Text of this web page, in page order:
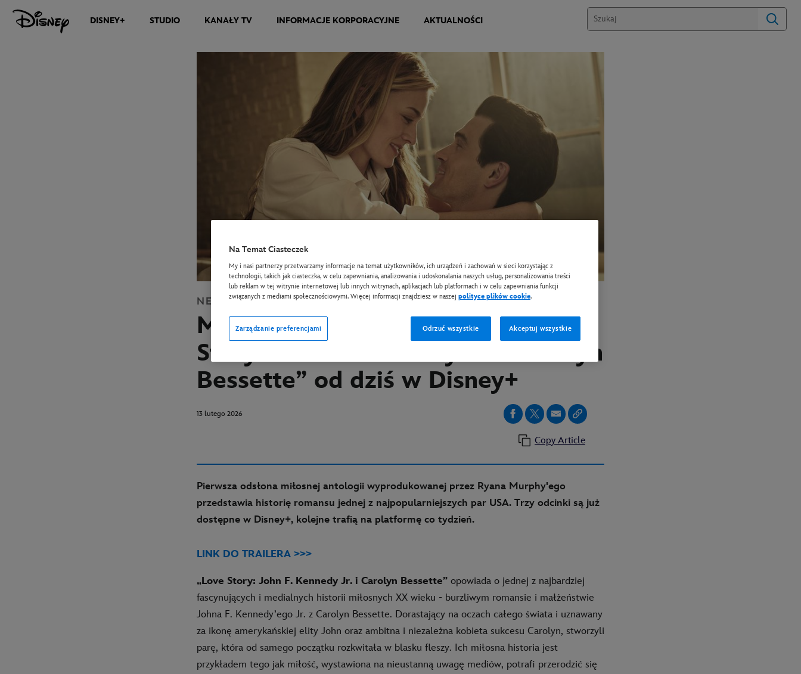
DISNEY+ STUDIO KANAŁY TV INFORMACJE KORPORACYJNE AKTUALNOŚCI
NEWS DISNEY+
Miłość w blasku fleszy - „Love
Story: John F. Kennedy Jr. i Carolyn
Bessette” od dziś w Disney+
13 lutego 2026
Copy Article
Pierwsza odsłona miłosnej antologii wyprodukowanej przez Ryana Murphy'ego
przedstawia historię romansu jednej z najpopularniejszych par USA. Trzy odcinki są już
dostępne w Disney+, kolejne trafią na platformę co tydzień.
LINK DO TRAILERA >>>
„Love Story: John F. Kennedy Jr. i Carolyn Bessette” opowiada o jednej z najbardziej
fascynujących i medialnych historii miłosnych XX wieku - burzliwym romansie i małżeństwie
Johna F. Kennedy’ego Jr. z Carolyn Bessette. Dorastający na oczach całego świata i uznawany
za ikonę amerykańskiej elity John oraz ambitna i niezależna kobieta sukcesu Carolyn, stworzyli
parę, która od samego początku rozkwitała w blasku fleszy. Ich miłosna historia jest
przykładem tego jak miłość, wystawiona na nieustanną uwagę mediów, potrafi przerodzić się
Na Temat Ciasteczek
My i nasi partnerzy przetwarzamy informacje na temat użytkowników, ich urządzeń i zachowań w sieci korzystając z
technologii, takich jak ciasteczka, w celu zapewniania, analizowania i udoskonalania naszych usług, personalizowania treści
lub reklam w tej witrynie internetowej lub innych witrynach, aplikacjach lub platformach i w celu zapewniania funkcji
związanych z mediami społecznościowymi. Więcej informacji znajdziesz w naszej polityce plików cookie.
Zarządzanie preferencjami Odrzuć wszystkie Akceptuj wszystkie